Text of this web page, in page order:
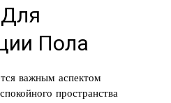
Пола
важным аспектом
пространства